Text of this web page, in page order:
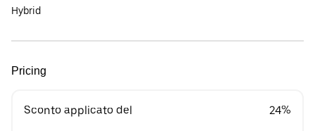
Hybrid
Pricing
Sconto applicato del 24%